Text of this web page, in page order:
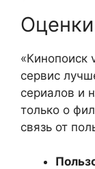
«Кинопоиск
сервис
сериалов и
только о
связь от